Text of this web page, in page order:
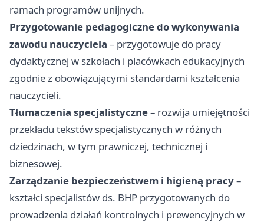
ramach programów unijnych.
Przygotowanie pedagogiczne do wykonywania
zawodu nauczyciela – przygotowuje do pracy
dydaktycznej w szkołach i placówkach edukacyjnych
zgodnie z obowiązującymi standardami kształcenia
nauczycieli.
Tłumaczenia specjalistyczne– rozwija umiejętności
przekładu tekstów specjalistycznych w różnych
dziedzinach, w tym prawniczej, technicznej i
biznesowej.
Zarządzanie bezpieczeństwem i higieną pracy–
kształci specjalistów ds. BHP przygotowanych do
prowadzenia działań kontrolnych i prewencyjnych w